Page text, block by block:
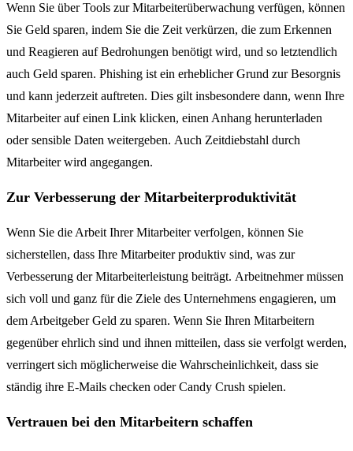
Wenn Sie über Tools zur Mitarbeiterüberwachung verfügen, können
Sie Geld sparen, indem Sie die Zeit verkürzen, die zum Erkennen
und Reagieren auf Bedrohungen benötigt wird, und so letztendlich
auch Geld sparen. Phishing ist ein erheblicher Grund zur Besorgnis
und kann jederzeit auftreten. Dies gilt insbesondere dann, wenn Ihre
Mitarbeiter auf einen Link klicken, einen Anhang herunterladen
oder sensible Daten weitergeben. Auch Zeitdiebstahl durch
Mitarbeiter wird angegangen.
Zur Verbesserung der Mitarbeiterproduktivität
Wenn Sie die Arbeit Ihrer Mitarbeiter verfolgen, können Sie
sicherstellen, dass Ihre Mitarbeiter produktiv sind, was zur
Verbesserung der Mitarbeiterleistung beiträgt. Arbeitnehmer müssen
sich voll und ganz für die Ziele des Unternehmens engagieren, um
dem Arbeitgeber Geld zu sparen. Wenn Sie Ihren Mitarbeitern
gegenüber ehrlich sind und ihnen mitteilen, dass sie verfolgt werden,
verringert sich möglicherweise die Wahrscheinlichkeit, dass sie
ständig ihre E-Mails checken oder Candy Crush spielen.
Vertrauen bei den Mitarbeitern schaffen